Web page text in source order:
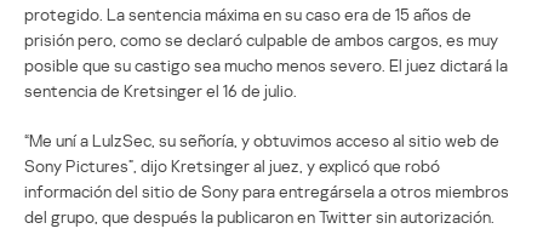
protegido. La sentencia máxima en su caso era de 15 años de
prisión pero, como se declaró culpable de ambos cargos, es muy
posible que su castigo sea mucho menos severo. El juez dictará la
sentencia de Kretsinger el 16 de julio.
“Me uní a LulzSec, su señoría, y obtuvimos acceso al sitio web de
Sony Pictures”, dijo Kretsinger al juez, y explicó que robó
información del sitio de Sony para entregársela a otros miembros
del grupo, que después la publicaron en Twitter sin autorización.